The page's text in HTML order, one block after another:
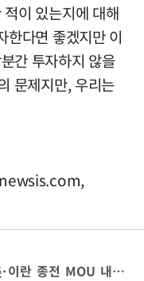
이 있는지에 대해
다면 좋겠지만 이
간 투자하지 않을
문제지만, 우리는
,
이란 타스님 "블룸버그가 공개한 美·이란 종전 MOU 내용 부정확"